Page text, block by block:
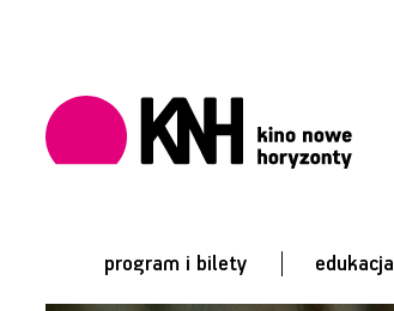
program i bilety edukacja